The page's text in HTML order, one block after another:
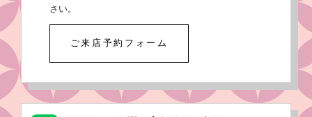
さい。
ご来店予約フォーム